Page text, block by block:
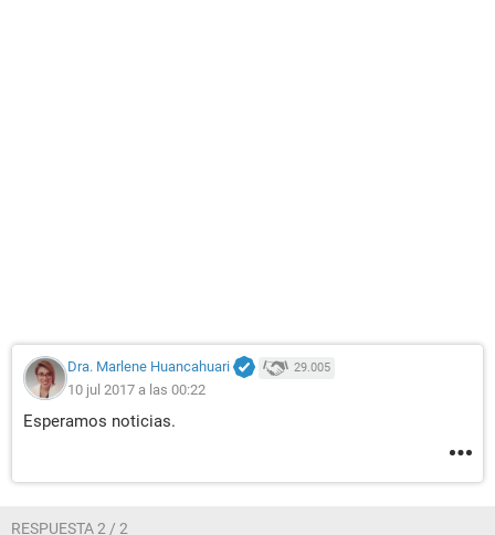
Dra. Marlene Huancahuari 29.005
10 jul 2017 a las 00:22
Esperamos noticias.
RESPUESTA 2 / 2